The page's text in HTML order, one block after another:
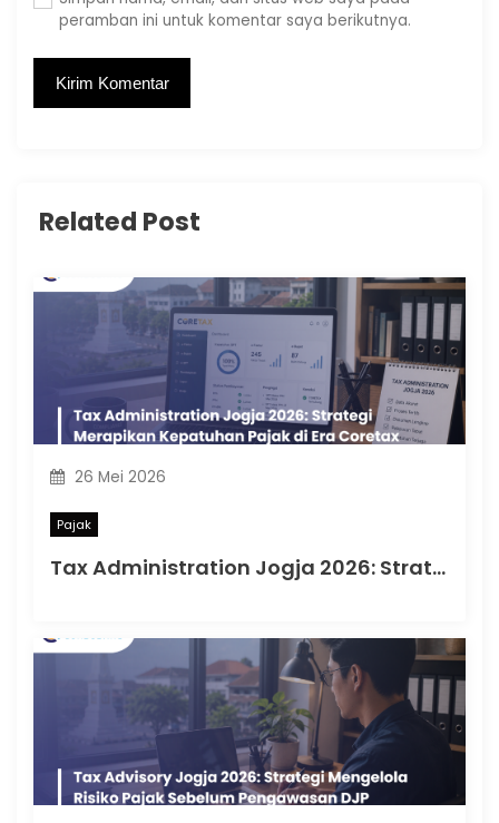
peramban ini untuk komentar saya berikutnya.
Related Post
26 Mei 2026
Pajak
Tax Administration Jogja 2026: Strategi Merapikan Kepatuhan Pajak di Era Coretax